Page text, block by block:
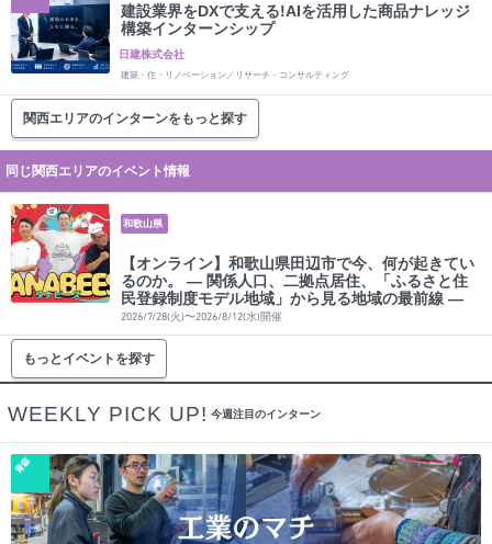
建設業界をDXで支える!AIを活用した商品ナレッジ
構築インターンシップ
日建株式会社
建築・住・リノベーション／リサーチ・コンサルティング
関西エリアのインターンをもっと探す
同じ関西エリアのイベント情報
和歌山県
【オンライン】和歌山県田辺市で今、何が起きてい
るのか。 ― 関係人口、二拠点居住、「ふるさと住
民登録制度モデル地域」から見る地域の最前線 ―
2026/7/28(火)〜2026/8/12(水)開催
もっとイベントを探す
WEEKLY PICK UP! 今週注目のインターン
青森